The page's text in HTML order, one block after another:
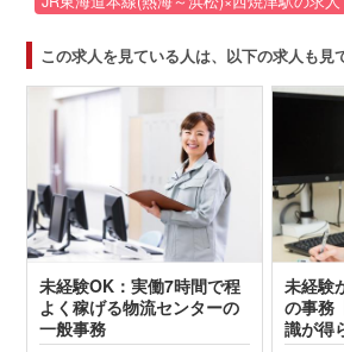
この求人を見ている人は、以下の求人も見
未経験OK：実働7時間で程
よく稼げる物流センターの
一般事務
未経験
の事務
識が得